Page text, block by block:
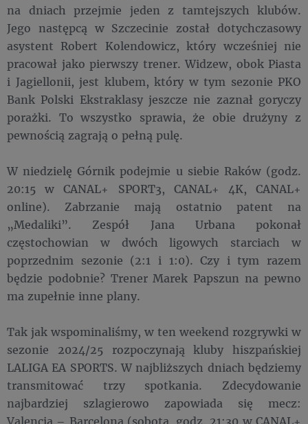
na dniach przejmie jeden z tamtejszych klubów.
Jego następcą w Szczecinie został dotychczasowy
asystent Robert Kolendowicz, który wcześniej nie
pracował jako pierwszy trener. Widzew, obok Piasta
i Jagiellonii, jest klubem, który w tym sezonie PKO
Bank Polski Ekstraklasy jeszcze nie zaznał goryczy
porażki. To wszystko sprawia, że obie drużyny z
pewnością zagrają o pełną pulę.
W niedzielę Górnik podejmie u siebie Raków (godz.
20:15 w CANAL+ SPORT3, CANAL+ 4K, CANAL+
online). Zabrzanie mają ostatnio patent na
„Medaliki”. Zespół Jana Urbana pokonał
częstochowian w dwóch ligowych starciach w
poprzednim sezonie (2:1 i 1:0). Czy i tym razem
będzie podobnie? Trener Marek Papszun na pewno
ma zupełnie inne plany.
Tak jak wspominaliśmy, w ten weekend rozgrywki w
sezonie 2024/25 rozpoczynają kluby hiszpańskiej
LALIGA EA SPORTS. W najbliższych dniach będziemy
transmitować trzy spotkania. Zdecydowanie
najbardziej szlagierowo zapowiada się mecz:
Valencia – Barcelona (sobota, godz. 21:30 w CANAL+